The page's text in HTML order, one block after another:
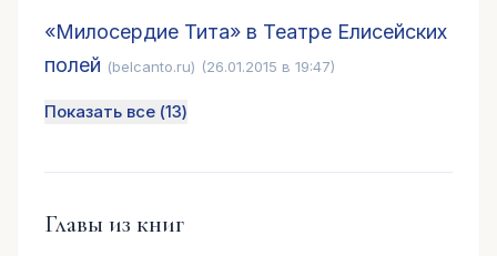
«Милосердие Тита» в Театре Елисейских
полей (belcanto.ru) (26.01.2015 в 19:47)
Показать все (13)
Главы из книг